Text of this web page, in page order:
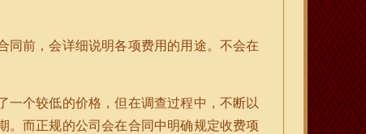
同前，会详细说明各项费用的用途。不会在
一个较低的价格，但在调查过程中，不断以
。而正规的公司会在合同中明确规定收费项